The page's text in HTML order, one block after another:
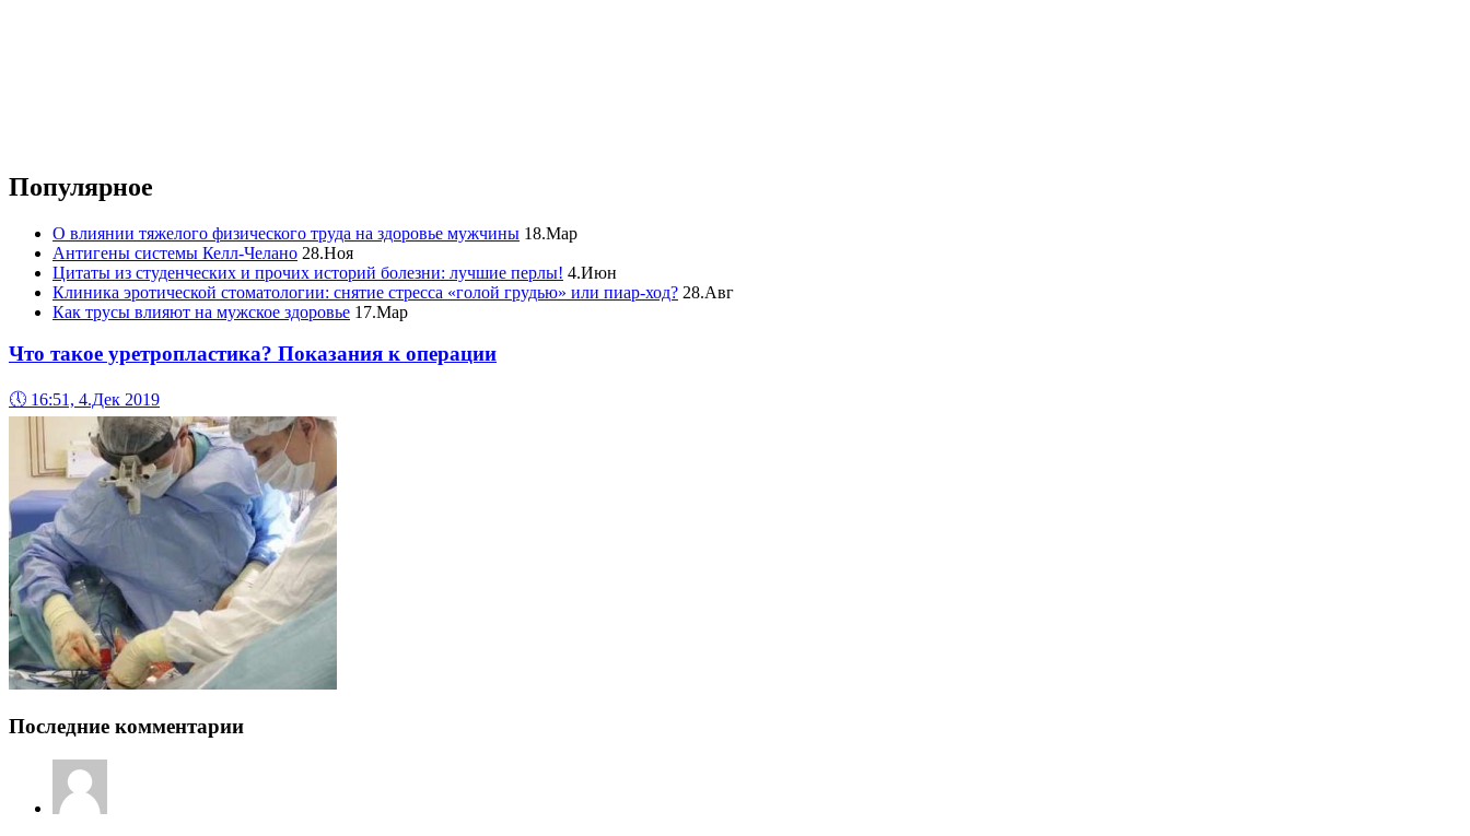
Популярное
О влиянии тяжелого физического труда на здоровье мужчины 18.Мар
Антигены системы Келл-Челано 28.Ноя
Цитаты из студенческих и прочих историй болезни: лучшие перлы! 4.Июн
Клиника эротической стоматологии: снятие стресса «голой грудью» или пиар-ход? 28.Авг
Как трусы влияют на мужское здоровье 17.Мар
Что такое уретропластика? Показания к операции
🕔 16:51, 4.Дек 2019
Последние комментарии